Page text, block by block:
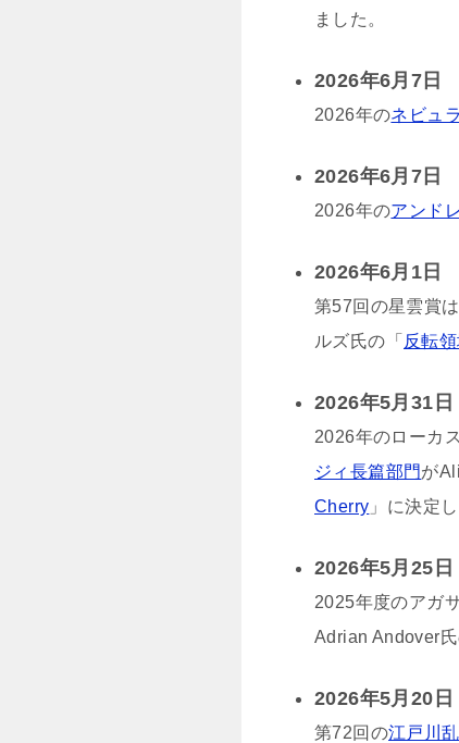
ました。
2026年6月7日
2026年のネビュ
2026年6月7日
2026年のアンド
2026年6月1日
第57回の星雲賞は
ルズ氏の「 反転
2026年5月31日
2026年のローカ
ジィ長篇部門が
Cherry 」に決定
2026年5月25日
2025年度のアガ
Adrian Andover氏
2026年5月20日
第72回の江戸川